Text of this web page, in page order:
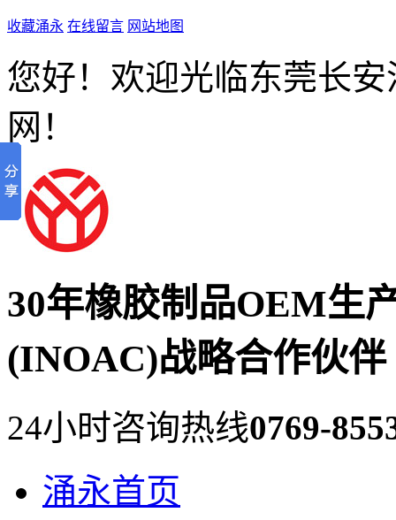
收藏涌永 在线留言 网站地图
您好！欢迎光临东莞长
网！
30年橡胶制品OEM生
(INOAC)战略合作伙伴
24小时咨询热线0769-
涌永首页